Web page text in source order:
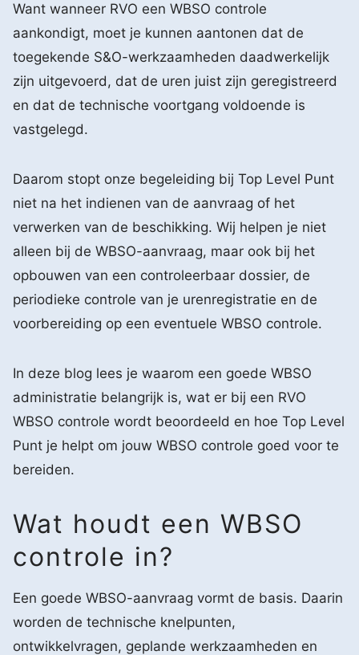
Want wanneer RVO een WBSO controle
aankondigt, moet je kunnen aantonen dat de
toegekende S&O-werkzaamheden daadwerkelijk
zijn uitgevoerd, dat de uren juist zijn geregistreerd
en dat de technische voortgang voldoende is
vastgelegd.
Daarom stopt onze begeleiding bij Top Level Punt
niet na het indienen van de aanvraag of het
verwerken van de beschikking. Wij helpen je niet
alleen bij de WBSO-aanvraag, maar ook bij het
opbouwen van een controleerbaar dossier, de
periodieke controle van je urenregistratie en de
voorbereiding op een eventuele WBSO controle.
In deze blog lees je waarom een goede WBSO
administratie belangrijk is, wat er bij een RVO
WBSO controle wordt beoordeeld en hoe Top Level
Punt je helpt om jouw WBSO controle goed voor te
bereiden.
Wat houdt een WBSO
controle in?
Een goede WBSO-aanvraag vormt de basis. Daarin
worden de technische knelpunten,
ontwikkelvragen, geplande werkzaamheden en